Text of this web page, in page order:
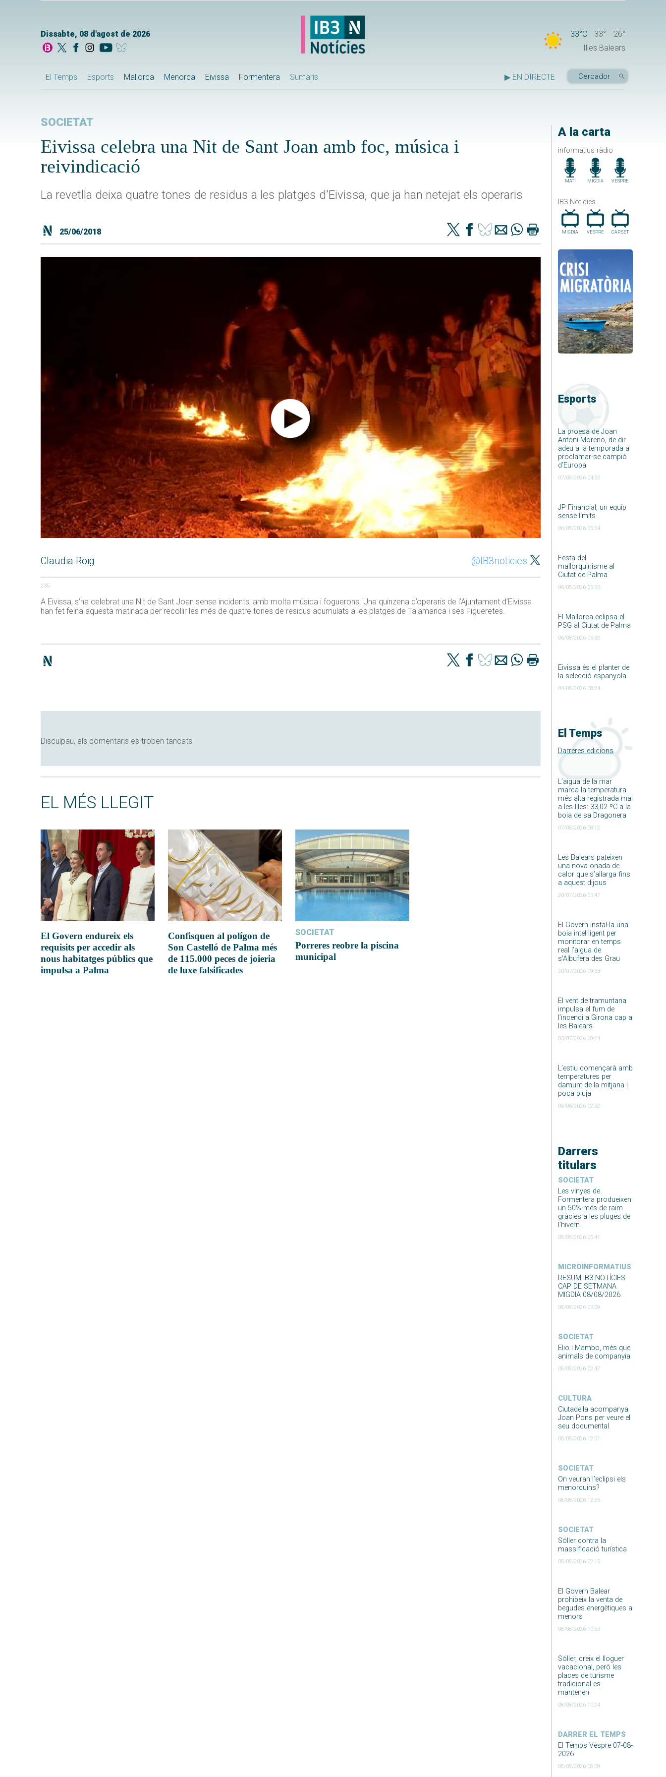
Dissabte, 08 d'agost de 2026 33°C 33°
26°
Illes Balears
El Temps Esports Mallorca Menorca Eivissa Formentera Sumaris ▶ EN DIRECTE
A la carta
informatius ràdio
MATÍ MIGDIA VESPRE
IB3 Noticies
MIGDIA VESPRE CAP.SET
Esports
La proesa de Joan
Antoni Moreno, de dir
adeu a la temporada a
proclamar-se campió
d’Europa
07/08/2026 04:50
JP Financial, un equip
sense límits
06/08/2026 05:54
Festa del
mallorquinisme al
Ciutat de Palma
06/08/2026 05:50
El Mallorca eclipsa el
PSG al Ciutat de Palma
06/08/2026 05:36
Eivissa és el planter de
la selecció espanyola
04/08/2026 08:24
El Temps
Darreres edicions
L’aigua de la mar
marca la temperatura
més alta registrada mai
a les Illes: 33,02 ºC a la
boia de sa Dragonera
07/08/2026 08:12
Les Balears pateixen
una nova onada de
calor que s’allarga fins
a aquest dijous
20/07/2026 03:47
El Govern instal·la una
boia intel·ligent per
monitorar en temps
real l’aigua de
s’Albufera des Grau
20/07/2026 09:33
El vent de tramuntana
impulsa el fum de
l’incendi a Girona cap a
les Balears
03/07/2026 09:24
L’estiu començarà amb
temperatures per
damunt de la mitjana i
poca pluja
09/06/2026 02:52
Darrers
titulars
SOCIETAT
Les vinyes de
Formentera produeixen
un 50% més de raïm
gràcies a les pluges de
l’hivern
08/08/2026 05:41
MICROINFORMATIUS
RESUM IB3 NOTÍCIES
CAP DE SETMANA
MIGDIA 08/08/2026
08/08/2026 03:09
SOCIETAT
Elio i Mambo, més que
animals de companyia
08/08/2026 02:47
CULTURA
Ciutadella acompanya
Joan Pons per veure el
seu documental
08/08/2026 12:51
SOCIETAT
On veuran l’eclipsi els
menorquins?
08/08/2026 12:55
SOCIETAT
Sóller contra la
massificació turística
08/08/2026 02:15
El Govern Balear
prohibeix la venta de
begudes energètiques a
menors
08/08/2026 10:53
Sóller, creix el lloguer
vacacional, però les
places de turisme
tradicional es
mantenen
08/08/2026 10:24
DARRER EL TEMPS
El Temps Vespre 07-08-
2026
08/08/2026 08:59
SOCIETAT
Eivissa celebra una Nit de Sant Joan amb foc, música i
reivindicació
La revetlla deixa quatre tones de residus a les platges d'Eivissa, que ja han netejat els operaris
25/06/2018
Claudia Roig @IB3noticies
235
A Eivissa, s’ha celebrat una Nit de Sant Joan sense incidents, amb molta música i foguerons. Una quinzena d’operaris de l’Ajuntament d’Eivissa
han fet feina aquesta matinada per recollir les més de quatre tones de residus acumulats a les platges de Talamanca i ses Figueretes.
Disculpau, els comentaris es troben tancats
EL MÉS LLEGIT
El Govern endureix els
requisits per accedir als
nous habitatges públics que
impulsa a Palma
Confisquen al polígon de
Son Castelló de Palma més
de 115.000 peces de joieria
de luxe falsificades
SOCIETAT
Porreres reobre la piscina
municipal